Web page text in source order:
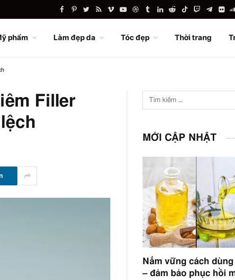
FacebookPinterest
TwitterRSSVimeoYouTube
Dribbble
TumblrLinkedIn
RedditTikTokTwitch
phẩm Làm đẹp da Tóc đẹp Thời trang
Filler
MỚI CẬP NHẬT
Nắm vững cách
– đảm bảo phục hồi